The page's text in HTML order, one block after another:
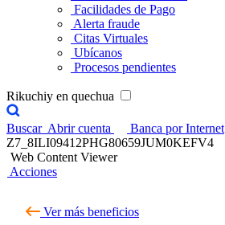
Facilidades de Pago
Alerta fraude
Citas Virtuales
Ubícanos
Procesos pendientes
Rikuchiy en quechua
Buscar Abrir cuenta
Banca por Internet
Z7_8ILI09412PHG80659JUM0KEFV4
Web Content Viewer
Acciones
Ver más beneficios